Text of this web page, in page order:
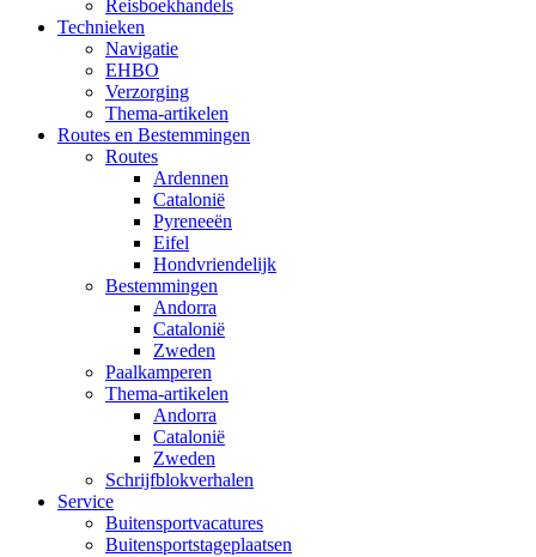
Reisboekhandels
Technieken
Navigatie
EHBO
Verzorging
Thema-artikelen
Routes en Bestemmingen
Routes
Ardennen
Catalonië
Pyreneeën
Eifel
Hondvriendelijk
Bestemmingen
Andorra
Catalonië
Zweden
Paalkamperen
Thema-artikelen
Andorra
Catalonië
Zweden
Schrijfblokverhalen
Service
Buitensportvacatures
Buitensportstageplaatsen